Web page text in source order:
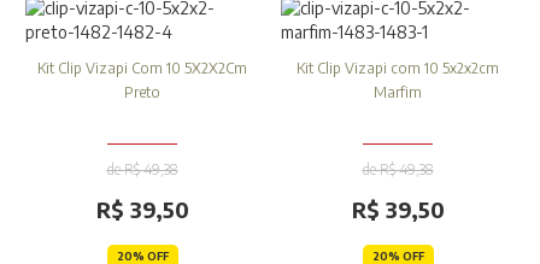
Kit Clip Vizapi Com 10 5X2X2Cm
Preto
de R$ 49,38
R$ 39,50
20% OFF
Kit Clip Vizapi com 10 5x2x2cm
Marfim
de R$ 49,38
R$ 39,50
20% OFF